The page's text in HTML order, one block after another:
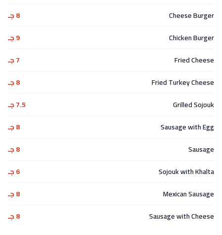
Cheese Burger
8 جـ
Chicken Burger
9 جـ
Fried Cheese
7 جـ
Fried Turkey Cheese
8 جـ
Grilled Sojouk
7.5 جـ
Sausage with Egg
8 جـ
Sausage
8 جـ
Sojouk with Khalta
6 جـ
Mexican Sausage
8 جـ
Sausage with Cheese
8 جـ